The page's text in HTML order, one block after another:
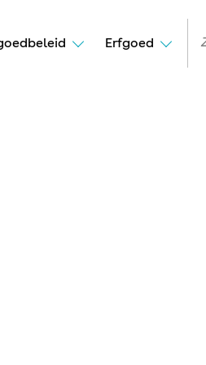
Erfgoed